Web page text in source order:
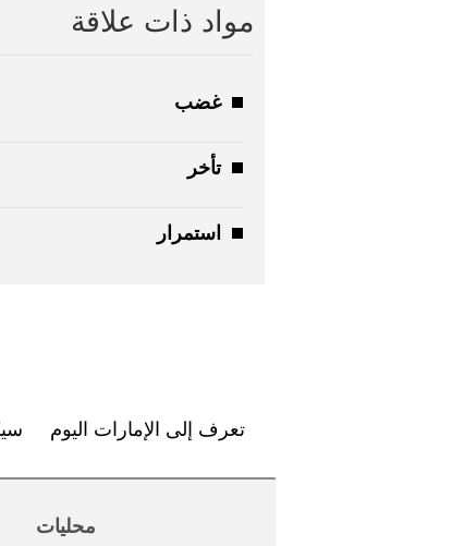
مواد ذات علاقة
غضب
تأخر
استمرار
تعرف إلى الإمارات اليوم
محليات